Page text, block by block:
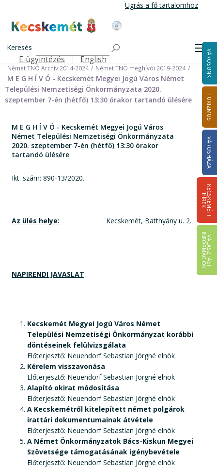
tartalomra
Ugrás a fő tartalomhoz
Kecskemét Város Honlapja
Keresés
Felső navigáció
E-ügyintézés English VÁROSUNK
TURIZMUS
VÁROSHÁZA
K
E
C
S
K
E
M
É
T
I
HÍ
R
E
K
V
Á
L
A
S
Z
T
Á
S
I
IN
F
O
R
M
Á
C
I
Ó
K
Önkormányzat
Nemzetiségi Önkormányzatok
Német Települési Nemzetiségi Önkormányzat
Német TNÖ Archív 2014-2024
Német TNÖ meghívói 2019-2024
M E G H Í V Ó - Kecskemét Megyei Jogú Város Német
Települési Nemzetiségi Önkormányzata 2020.
szeptember 7-én (hétfő) 13:30 órakor tartandó ülésére
M E G H Í V Ó - Kecskemét Megyei Jogú Város
Német Települési Nemzetiségi Önkormányzata
2020. szeptember 7-én (hétfő) 13:30 órakor
tartandó ülésére
Ikt. szám: 890-13/2020.
Az ülés helye: Kecskemét, Batthyány u. 2.
NAPIRENDI JAVASLAT
Kecskemét Megyei Jogú Város Német
Települési Nemzetiségi Önkormányzat korábbi
döntéseinek felülvizsgálata
Előterjesztő: Neuendorf Sebastian Jörgné elnök
Kérelem visszavonása
Előterjesztő: Neuendorf Sebastian Jörgné elnök
Alapító okirat módosítása
Előterjesztő: Neuendorf Sebastian Jörgné elnök
A Kecskemétről kitelepített német polgárok
irattári dokumentumainak átvétele
Előterjesztő: Neuendorf Sebastian Jörgné elnök
A Német Önkormányzatok Bács-Kiskun Megyei
Szövetsége támogatásának igénybevétele
Előterjesztő: Neuendorf Sebastian Jörgné elnök